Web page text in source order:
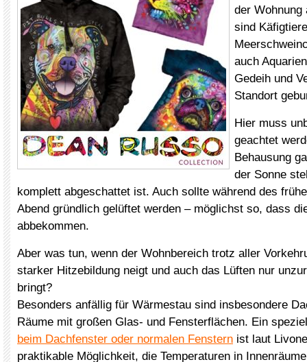
der Wohnung
sind
auch
Gedeih und
Standort
Hier muss
geachtet
Behausung
der Sonne
komplett abgeschattet ist. Auch sollte während des
Abend gründlich gelüftet werden – möglichst so, dass
abbekommen.
Aber was tun, wenn der Wohnbereich trotz aller
starker Hitzebildung neigt und auch das Lüften nur
bringt?
Besonders anfällig für Wärmestau sind insbesondere
Räume mit großen Glas- und Fensterflächen. Ein
beim Dachfenster oder normalen Fenstern ist laut
praktikable Möglichkeit, die Temperaturen in